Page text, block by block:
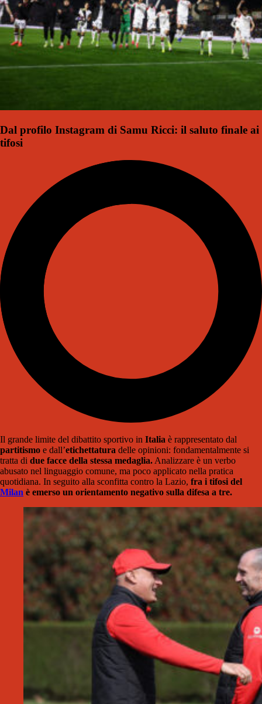
Dal profilo Instagram di Samu Ricci: il saluto finale ai
tifosi
Il grande limite del dibattito sportivo in Italia è rappresentato dal
partitismo e dall’etichettatura delle opinioni: fondamentalmente si
tratta di due facce della stessa medaglia.Analizzare è un verbo
abusato nel linguaggio comune, ma poco applicato nella pratica
quotidiana. In seguito alla sconfitta contro la Lazio, fra i tifosi del
Milan è emerso un orientamento negativo sulla difesa a tre.